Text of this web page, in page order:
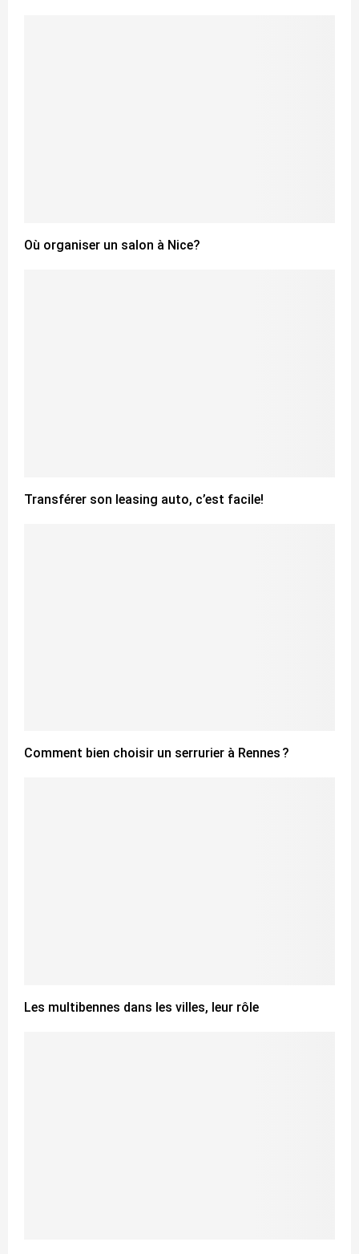
Où organiser un salon à Nice?
Transférer son leasing auto, c’est facile!
Comment bien choisir un serrurier à Rennes ?
Les multibennes dans les villes, leur rôle